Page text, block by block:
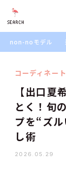
SEARCH
non-noモデル
コーディネート
【出口夏
とく！旬
プを“ズ
し術
2026.05.29